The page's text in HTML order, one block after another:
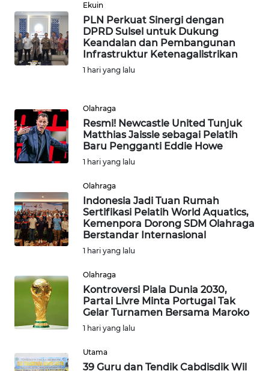
Ekuin
PLN Perkuat Sinergi dengan
DPRD Sulsel untuk Dukung
Keandalan dan Pembangunan
Infrastruktur Ketenagalistrikan
1 hari yang lalu
Olahraga
Resmi! Newcastle United Tunjuk
Matthias Jaissle sebagai Pelatih
Baru Pengganti Eddie Howe
1 hari yang lalu
Olahraga
Indonesia Jadi Tuan Rumah
Sertifikasi Pelatih World Aquatics,
Kemenpora Dorong SDM Olahraga
Berstandar Internasional
1 hari yang lalu
Olahraga
Kontroversi Piala Dunia 2030,
Partai Livre Minta Portugal Tak
Gelar Turnamen Bersama Maroko
1 hari yang lalu
Utama
39 Guru dan Tendik Cabdisdik Wil
WN
SUMSEL
WN
BENGKULU
LAMPUNG
WN
JATENG
NUSANTARA
WN
JOGJA
WN
JATIM
WN
WN